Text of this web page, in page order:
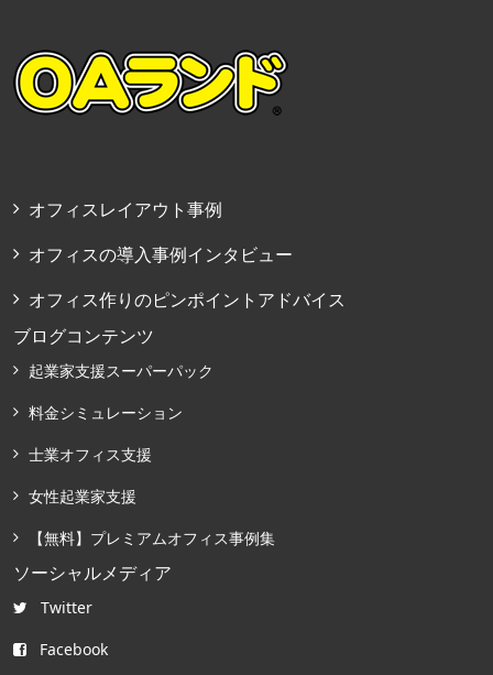
オフィスレイアウト事例
オフィスの導入事例インタビュー
オフィス作りのピンポイントアドバイス
ブログコンテンツ
起業家支援スーパーパック
料金シミュレーション
士業オフィス支援
女性起業家支援
【無料】プレミアムオフィス事例集
ソーシャルメディア
Twitter
Facebook